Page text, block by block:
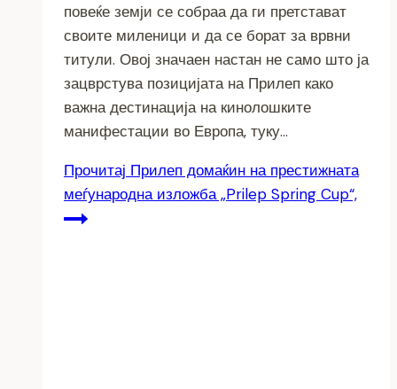
повеќе земји се собраа да ги претстават
своите миленици и да се борат за врвни
титули. Овој значаен настан не само што ја
зацврстува позицијата на Прилеп како
важна дестинација на кинолошките
манифестации во Европа, туку…
Прочитај Прилеп домаќин на престижната
меѓународна изложба „Prilep Spring Cup“,